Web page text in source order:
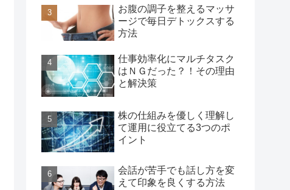
お腹の調子を整えるマッサ
ージで毎日デトックスする
方法
仕事効率化にマルチタスク
はＮＧだった？！その理由
と解決策
株の仕組みを優しく理解し
て運用に役立てる3つのポ
イント
会話が苦手でも話し方を変
えて印象を良くする方法